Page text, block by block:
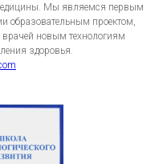
Мы являемся первым
образовательным проектом,
новым технологиям
здоровья.